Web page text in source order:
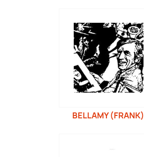
BELLAMY (FRANK)